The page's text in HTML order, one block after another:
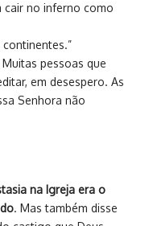
cair no inferno como
continentes.”
pessoas que
em desespero. As
Senhora não
na Igreja era o
. Mas também disse